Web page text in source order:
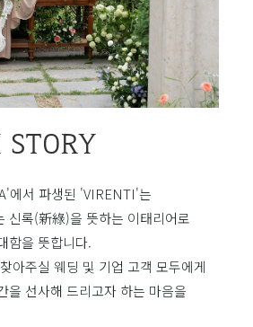
에서 파생된 'VIRENTI'는
신록(新綠)을 뜻하는 이태리어로
함을 뜻합니다.
아주실 웨딩 및 기업 고객 모두에게
을 선사해 드리고자 하는 마음을